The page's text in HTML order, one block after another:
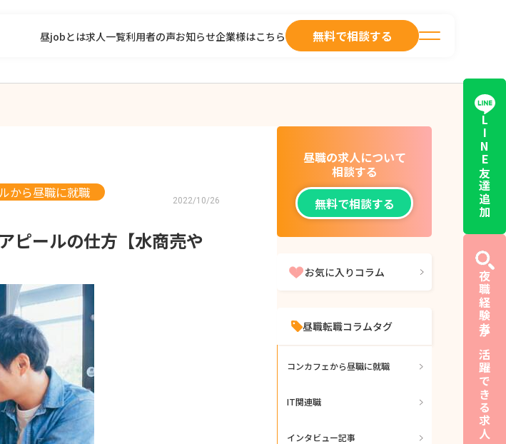
昼jobとは求人一覧利用者の声お知らせ企業様はこちら 無料で相談する
LINE友達追加
夜職経験者が活躍できる求人
から昼職に就職
2022/10/26
ピールの仕方【水商売や
昼職の求人について
相談する
無料で相談する
お気に入りコラム
昼職転職コラムタグ
コンカフェから昼職に就職
IT関連職
インタビュー記事